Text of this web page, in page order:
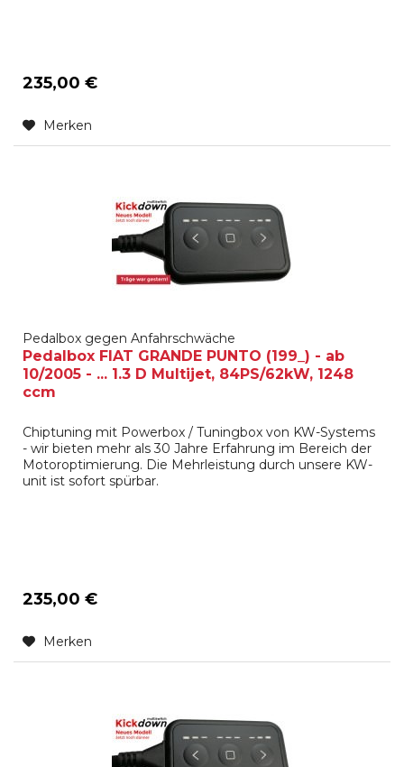
235,00 €
Merken
Pedalbox gegen Anfahrschwäche
Pedalbox FIAT GRANDE PUNTO (199_) - ab
10/2005 - ... 1.3 D Multijet, 84PS/62kW, 1248
ccm
Chiptuning mit Powerbox / Tuningbox von KW-Systems
- wir bieten mehr als 30 Jahre Erfahrung im Bereich der
Motoroptimierung. Die Mehrleistung durch unsere KW-
unit ist sofort spürbar.
235,00 €
Merken